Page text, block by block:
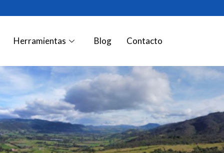
Herramientas Blog Contacto